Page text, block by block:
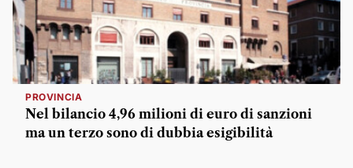
PROVINCIA
Nel bilancio 4,96 milioni di euro di sanzioni
ma un terzo sono di dubbia esigibilità